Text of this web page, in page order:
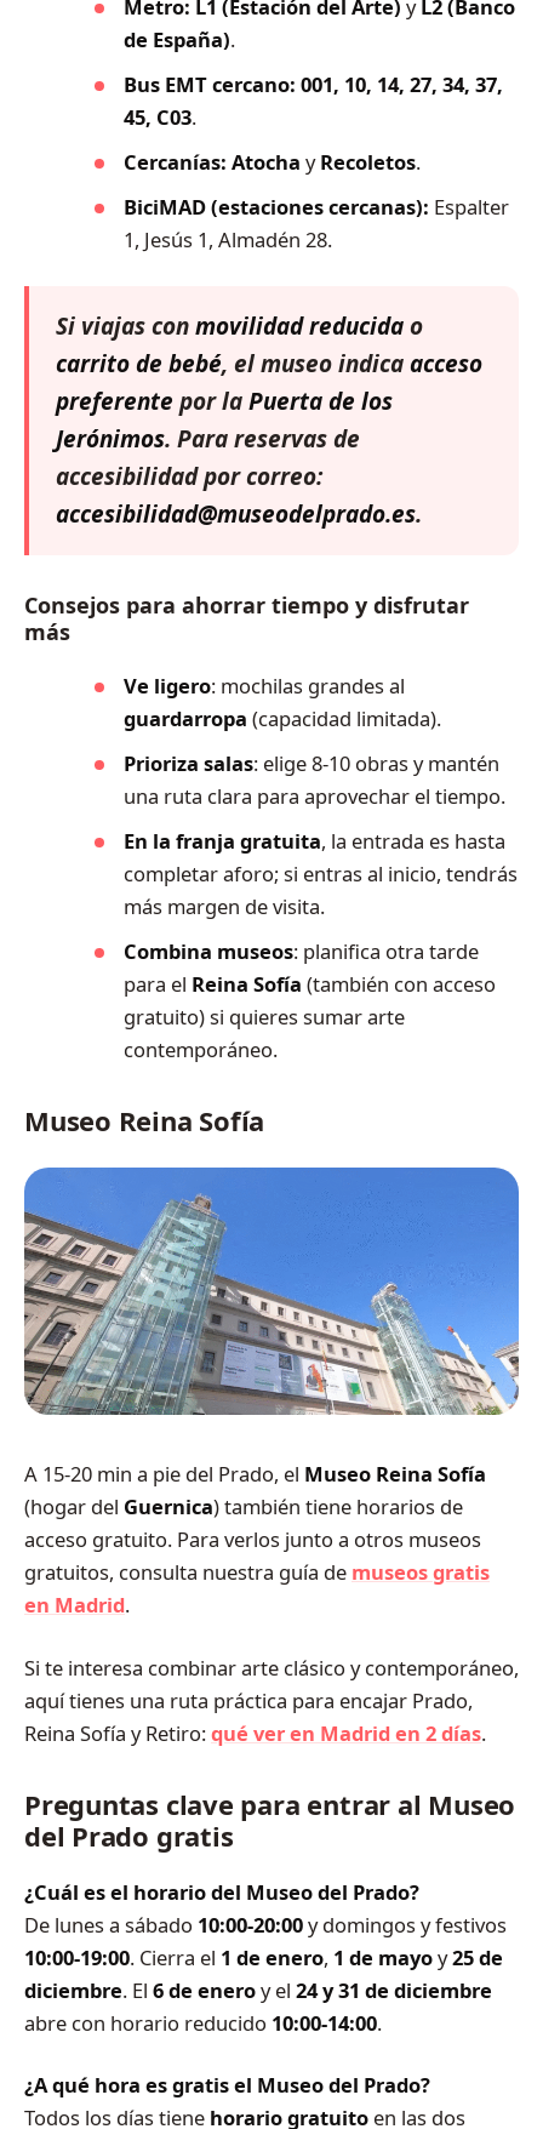
Metro: L1 (Estación del Arte) y L2 (Banco
de España).
Bus EMT cercano: 001, 10, 14, 27, 34, 37,
45, C03.
Cercanías: Atocha yRecoletos.
BiciMAD (estaciones cercanas): Espalter
1, Jesús 1, Almadén 28.
Si viajas conmovilidad reducidao
carrito de bebé, el museo indicaacceso
preferente por laPuerta de los
Jerónimos. Para reservas de
accesibilidad por correo:
accesibilidad@museodelprado.es.
Consejos para ahorrar tiempo y disfrutar
más
Ve ligero: mochilas grandes al
guardarropa (capacidad limitada).
Prioriza salas: elige 8-10 obras y mantén
una ruta clara para aprovechar el tiempo.
En la franja gratuita, la entrada es hasta
completar aforo; si entras al inicio, tendrás
más margen de visita.
Combina museos: planifica otra tarde
para el Reina Sofía (también con acceso
gratuito) si quieres sumar arte
contemporáneo.
Museo Reina Sofía
A 15-20 min a pie del Prado, el Museo Reina Sofía
(hogar del Guernica) también tiene horarios de
acceso gratuito. Para verlos junto a otros museos
gratuitos, consulta nuestra guía de museos gratis
en Madrid.
Si te interesa combinar arte clásico y contemporáneo,
aquí tienes una ruta práctica para encajar Prado,
Reina Sofía y Retiro:qué ver en Madrid en 2 días.
Preguntas clave para entrar al Museo
del Prado gratis
¿Cuál es el horario del Museo del Prado?
De lunes a sábado 10:00-20:00y domingos y festivos
10:00-19:00. Cierra el 1 de enero, 1 de mayoy25 de
diciembre. El 6 de eneroy el 24 y 31 de diciembre
abre con horario reducido 10:00-14:00.
¿A qué hora es gratis el Museo del Prado?
Todos los días tiene horario gratuito en las dos